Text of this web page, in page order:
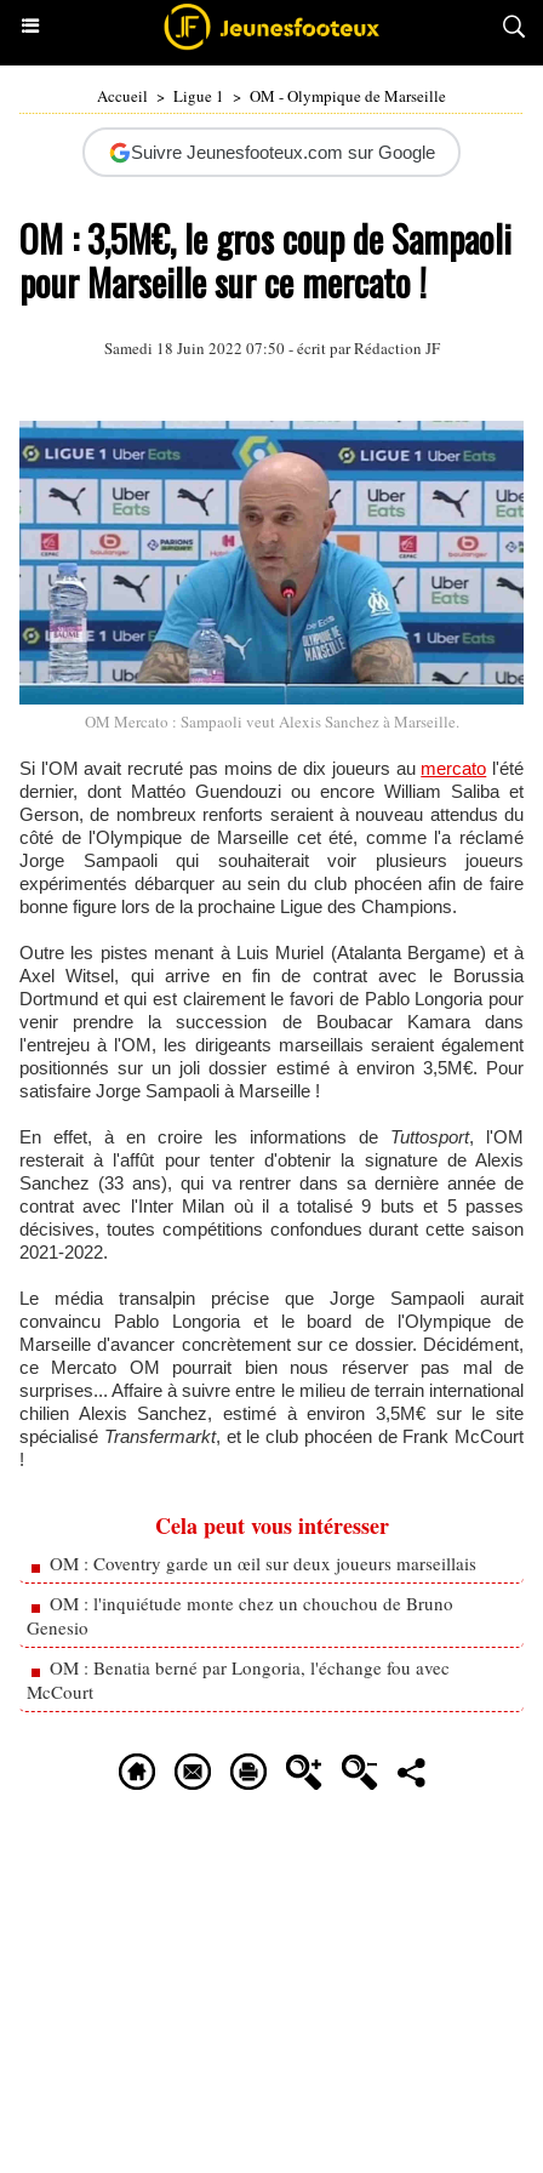
Accueil > Ligue 1 > OM - Olympique de Marseille
Suivre Jeunesfooteux.com sur Google
OM : 3,5M€, le gros coup de Sampaoli
pour Marseille sur ce mercato !
Samedi 18 Juin 2022 07:50 - écrit par Rédaction JF
OM Mercato : Sampaoli veut Alexis Sanchez à Marseille.
Si l'OM avait recruté pas moins de dix joueurs au mercato l'été
dernier, dont Mattéo Guendouzi ou encore William Saliba et
Gerson, de nombreux renforts seraient à nouveau attendus du
côté de l'Olympique de Marseille cet été, comme l'a réclamé
Jorge Sampaoli qui souhaiterait voir plusieurs joueurs
expérimentés débarquer au sein du club phocéen afin de faire
bonne figure lors de la prochaine Ligue des Champions.
Outre les pistes menant à Luis Muriel (Atalanta Bergame) et à
Axel Witsel, qui arrive en fin de contrat avec le Borussia
Dortmund et qui est clairement le favori de Pablo Longoria pour
venir prendre la succession de Boubacar Kamara dans
l'entrejeu à l'OM, les dirigeants marseillais seraient également
positionnés sur un joli dossier estimé à environ 3,5M€. Pour
satisfaire Jorge Sampaoli à Marseille !
En effet, à en croire les informations de Tuttosport, l'OM
resterait à l'affût pour tenter d'obtenir la signature de Alexis
Sanchez (33 ans), qui va rentrer dans sa dernière année de
contrat avec l'Inter Milan où il a totalisé 9 buts et 5 passes
décisives, toutes compétitions confondues durant cette saison
2021-2022.
Le média transalpin précise que Jorge Sampaoli aurait
convaincu Pablo Longoria et le board de l'Olympique de
Marseille d'avancer concrètement sur ce dossier. Décidément,
ce Mercato OM pourrait bien nous réserver pas mal de
surprises... Affaire à suivre entre le milieu de terrain international
chilien Alexis Sanchez, estimé à environ 3,5M€ sur le site
spécialisé Transfermarkt, et le club phocéen de Frank McCourt
!
Cela peut vous intéresser
OM : Coventry garde un œil sur deux joueurs marseillais
OM : l'inquiétude monte chez un chouchou de Bruno
Genesio
OM : Benatia berné par Longoria, l'échange fou avec
McCourt